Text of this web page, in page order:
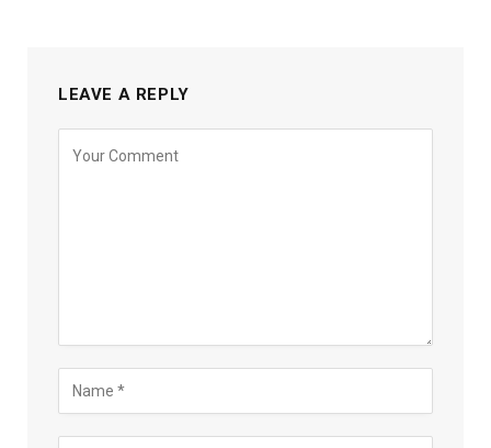
LEAVE A REPLY